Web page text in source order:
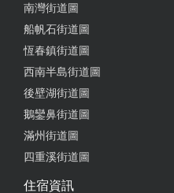
南灣街道圖
船帆石街道圖
恆春鎮街道圖
西南半島街道圖
後壁湖街道圖
鵝鑾鼻街道圖
滿州街道圖
四重溪街道圖
住宿資訊